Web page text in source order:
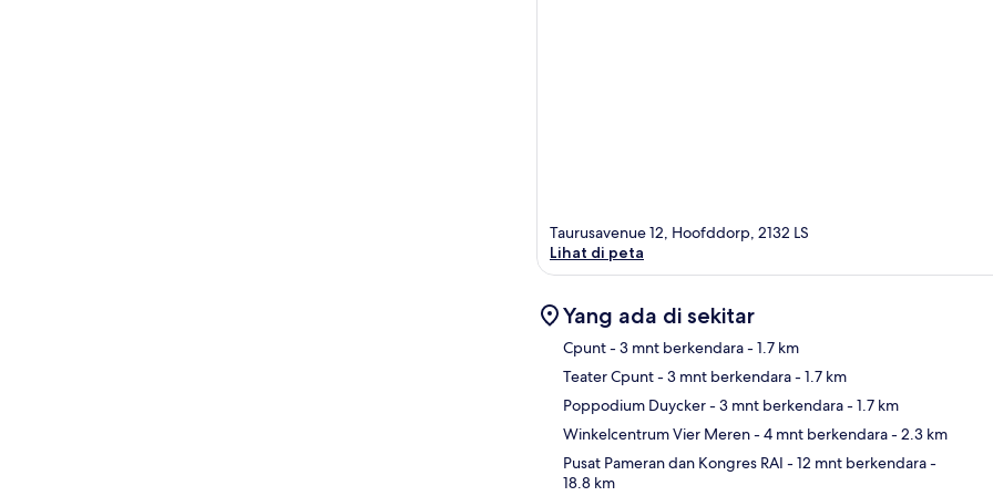
Taurusavenue 12, Hoofddorp, 2132 LS
Lihat di peta
Yang ada di sekitar
Cpunt- 3 mnt berkendara- 1.7 km
Teater Cpunt- 3 mnt berkendara- 1.7 km
Poppodium Duycker- 3 mnt berkendara- 1.7 km
Winkelcentrum Vier Meren- 4 mnt berkendara- 2.3 km
Pusat Pameran dan Kongres RAI - 12 mnt berkendara-
18.8 km